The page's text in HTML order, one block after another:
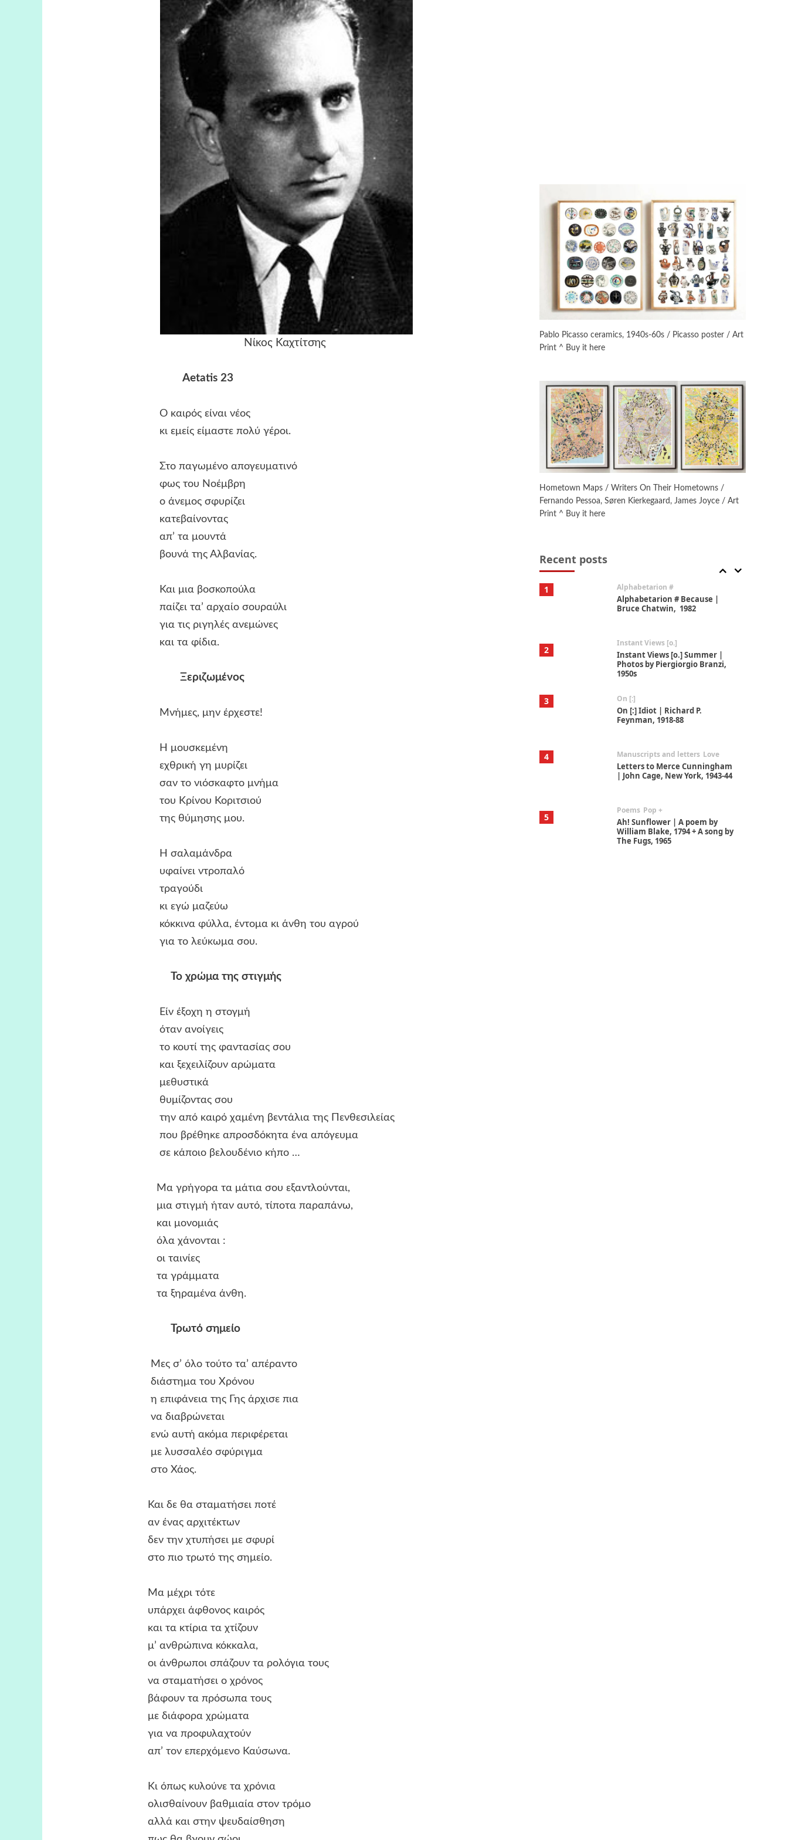
Νίκος Καχτίτσης
Aetatis 23
Ο καιρός είναι νέος
κι εμείς είμαστε πολύ γέροι.
Στο παγωμένο απογευματινό
φως του Νοέμβρη
ο άνεμος σφυρίζει
κατεβαίνοντας
απ’ τα μουντά
βουνά της Αλβανίας.
Και μια βοσκοπούλα
παίζει τα’ αρχαίο σουραύλι
για τις ριγηλές ανεμώνες
και τα φίδια.
Ξεριζωμένος
Μνήμες, μην έρχεστε!
Η μουσκεμένη
εχθρική γη μυρίζει
σαν το νιόσκαφτο μνήμα
του Κρίνου Κοριτσιού
της θύμησης μου.
Η σαλαμάνδρα
υφαίνει ντροπαλό
τραγούδι
κι εγώ μαζεύω
κόκκινα φύλλα, έντομα κι άνθη του αγρού
για το λεύκωμα σου.
Το χρώμα της στιγμής
Είν έξοχη η στογμή
όταν ανοίγεις
το κουτί της φαντασίας σου
και ξεχειλίζουν αρώματα
μεθυστικά
θυμίζοντας σου
την από καιρό χαμένη βεντάλια της Πενθεσιλείας
που βρέθηκε απροσδόκητα ένα απόγευμα
σε κάποιο βελουδένιο κήπο …
Μα γρήγορα τα μάτια σου εξαντλούνται,
μια στιγμή ήταν αυτό, τίποτα παραπάνω,
και μονομιάς
όλα χάνονται :
οι ταινίες
τα γράμματα
τα ξηραμένα άνθη.
Τρωτό σημείο
Μες σ’ όλο τούτο τα’ απέραντο
διάστημα του Χρόνου
η επιφάνεια της Γης άρχισε πια
να διαβρώνεται
ενώ αυτή ακόμα περιφέρεται
με λυσσαλέο σφύριγμα
στο Χάος.
Και δε θα σταματήσει ποτέ
αν ένας αρχιτέκτων
δεν την χτυπήσει με σφυρί
στο πιο τρωτό της σημείο.
Μα μέχρι τότε
υπάρχει άφθονος καιρός
και τα κτίρια τα χτίζουν
μ’ ανθρώπινα κόκκαλα,
οι άνθρωποι σπάζουν τα ρολόγια τους
να σταματήσει ο χρόνος
βάφουν τα πρόσωπα τους
με διάφορα χρώματα
για να προφυλαχτούν
απ’ τον επερχόμενο Καύσωνα.
Κι όπως κυλούνε τα χρόνια
ολισθαίνουν βαθμιαία στον τρόμο
αλλά και στην ψευδαίσθηση
Pablo Picasso ceramics, 1940s-60s / Picasso poster / Art
Print ^ Buy it here
Hometown Maps / Writers On Their Hometowns /
Fernando Pessoa, Søren Kierkegaard, James Joyce / Art
Print ^ Buy it here
Recent posts
On [:]
On [:] Idiot | Richard P.
Feynman, 1918-88
| John Cage, New York, 1943-44
Poems Pop +
Ah! Sunflower | A poem by
William Blake, 1794 + A song by
The Fugs, 1965
Alphabetarion #
Alphabetarion # Absent |
Wendy Brown, 2015
1 Alphabetarion #
Alphabetarion # Because |
Bruce Chatwin, 1982
2
Instant Views [o.]
Instant Views [o.] Summer |
Photos by Piergiorgio Branzi,
1950s
3 On [:]
On [:] Idiot | Richard P.
Feynman, 1918-88
4 Manuscripts and letters Love
Letters to Merce Cunningham
| John Cage, New York, 1943-44
5
Poems Pop +
Ah! Sunflower | A poem by
William Blake, 1794 + A song by
The Fugs, 1965